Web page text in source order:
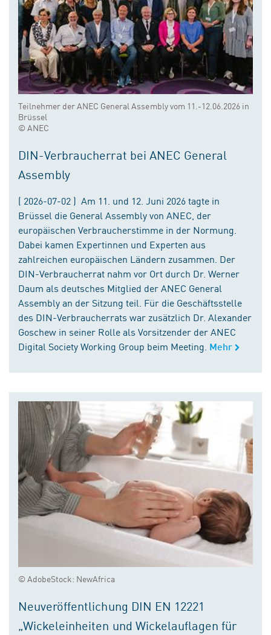
Teilnehmer der ANEC General Assembly vom 11.-12.06.2026 in
Brüssel
© ANEC
DIN-Verbraucherrat bei ANEC General
Assembly
( 2026-07-02 ) Am 11. und 12. Juni 2026 tagte in
Brüssel die General Assembly von ANEC, der
europäischen Verbraucherstimme in der Normung.
Dabei kamen Expertinnen und Experten aus
zahlreichen europäischen Ländern zusammen. Der
DIN-Verbraucherrat nahm vor Ort durch Dr. Werner
Daum als deutsches Mitglied der ANEC General
Assembly an der Sitzung teil. Für die Geschäftsstelle
des DIN-Verbraucherrats war zusätzlich Dr. Alexander
Goschew in seiner Rolle als Vorsitzender der ANEC
Digital Society Working Group beim Meeting. Mehr
© AdobeStock: NewAfrica
Neuveröffentlichung DIN EN 12221
„Wickeleinheiten und Wickelauflagen für